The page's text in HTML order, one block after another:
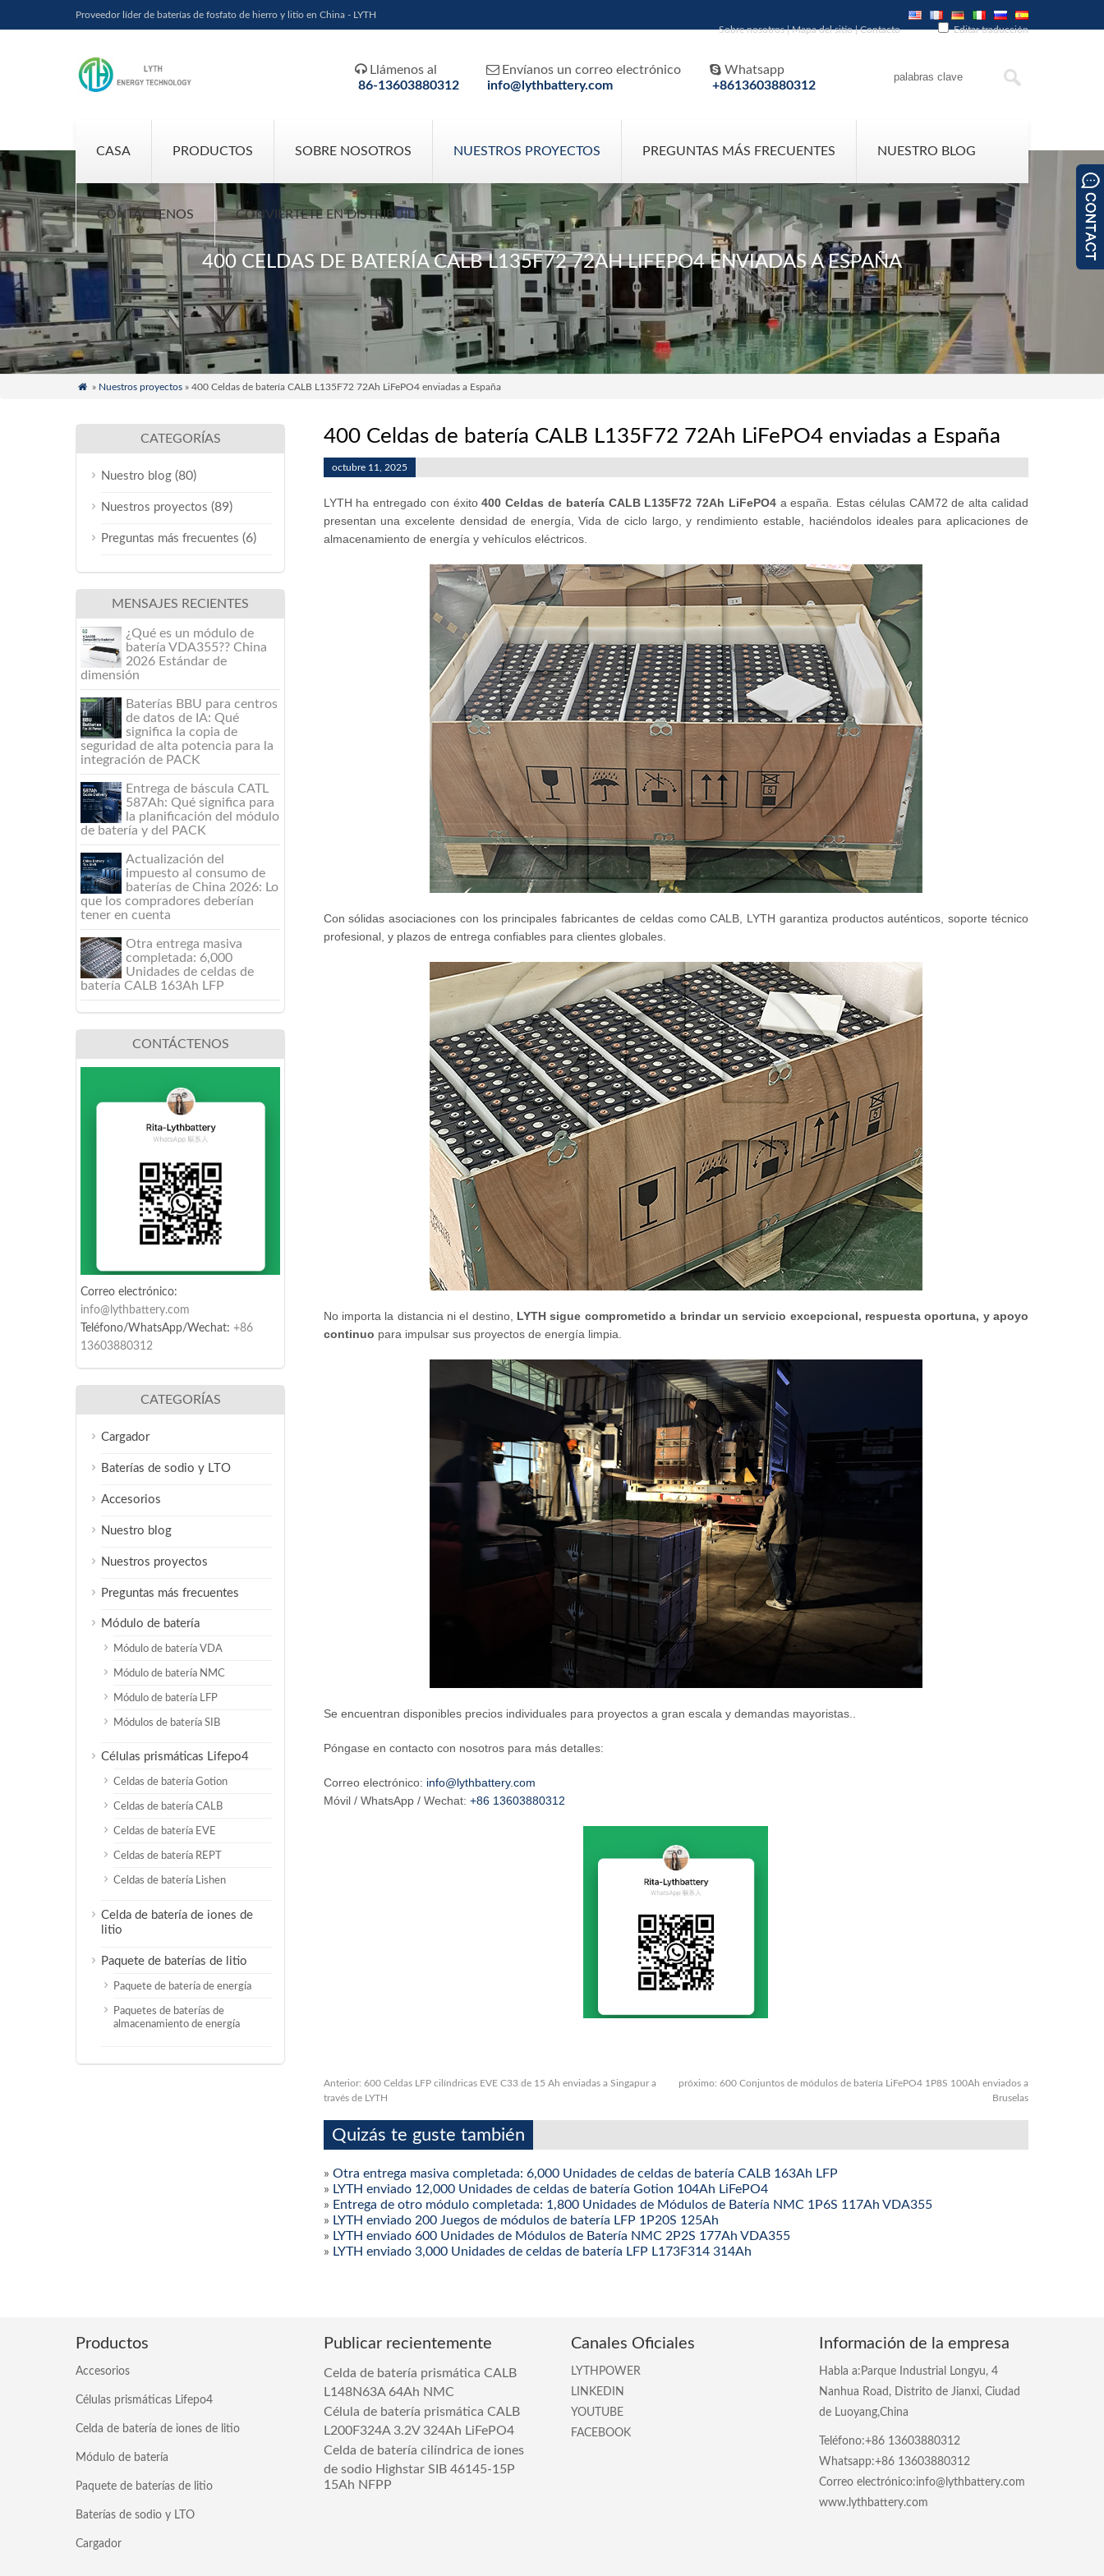
Proveedor líder de baterías de fosfato de hierro y litio en China - LYTH
Sobre nosotros|Mapa del sitio|Contacto Editar traducción
 Llámenos al
86-13603880312
 Envíanos un correo electrónico
info@lythbattery.com
 Whatsapp
+8613603880312
CASA PRODUCTOS SOBRE NOSOTROS NUESTROS PROYECTOS PREGUNTAS MÁS FRECUENTES NUESTRO BLOG
CONTÁCTENOS CONVIÉRTETE EN DISTRIBUIDOR
400 CELDAS DE BATERÍA CALB L135F72 72AH LIFEPO4 ENVIADAS A ESPAÑA
 » Nuestros proyectos» 400 Celdas de batería CALB L135F72 72Ah LiFePO4 enviadas a España
400 Celdas de batería CALB L135F72 72Ah LiFePO4 enviadas a España
octubre 11, 2025
LYTH ha entregado con éxito400 Celdas de batería CALB L135F72 72Ah LiFePO4a españa. Estas células CAM72 de alta calidad
presentan una excelente densidad de energía, Vida de ciclo largo, y rendimiento estable, haciéndolos ideales para aplicaciones de
almacenamiento de energía y vehículos eléctricos.
Con sólidas asociaciones con los principales fabricantes de celdas como CALB, LYTH garantiza productos auténticos, soporte técnico
profesional, y plazos de entrega confiables para clientes globales.
No importa la distancia ni el destino, LYTH sigue comprometido a brindar un servicio excepcional, respuesta oportuna, y apoyo
continuo para impulsar sus proyectos de energía limpia.
Se encuentran disponibles precios individuales para proyectos a gran escala y demandas mayoristas..
Póngase en contacto con nosotros para más detalles:
Correo electrónico: info@lythbattery.com
Móvil / WhatsApp / Wechat: +86 13603880312
Anterior: 600 Celdas LFP cilíndricas EVE C33 de 15 Ah enviadas a Singapur a
través de LYTH
próximo: 600 Conjuntos de módulos de batería LiFePO4 1P8S 100Ah enviados a
Bruselas
Quizás te guste también
» Otra entrega masiva completada: 6,000 Unidades de celdas de batería CALB 163Ah LFP
» LYTH enviado 12,000 Unidades de celdas de batería Gotion 104Ah LiFePO4
» Entrega de otro módulo completada: 1,800 Unidades de Módulos de Batería NMC 1P6S 117Ah VDA355
» LYTH enviado 200 Juegos de módulos de batería LFP 1P20S 125Ah
» LYTH enviado 600 Unidades de Módulos de Batería NMC 2P2S 177Ah VDA355
» LYTH enviado 3,000 Unidades de celdas de batería LFP L173F314 314Ah
CATEGORÍAS
Nuestro blog (80)
Nuestros proyectos (89)
Preguntas más frecuentes (6)
MENSAJES RECIENTES
¿Qué es un módulo de
batería VDA355?? China
2026 Estándar de
dimensión
Baterías BBU para centros
de datos de IA: Qué
significa la copia de
seguridad de alta potencia para la
integración de PACK
Entrega de báscula CATL
587Ah: Qué significa para
la planificación del módulo
de batería y del PACK
Actualización del
impuesto al consumo de
baterías de China 2026: Lo
que los compradores deberían
tener en cuenta
Otra entrega masiva
completada: 6,000
Unidades de celdas de
batería CALB 163Ah LFP
CONTÁCTENOS
Correo electrónico:
info@lythbattery.com
Teléfono/WhatsApp/Wechat: +86
13603880312
CATEGORÍAS
Cargador
Baterías de sodio y LTO
Accesorios
Nuestro blog
Nuestros proyectos
Preguntas más frecuentes
Módulo de batería
Módulo de batería VDA
Módulo de batería NMC
Módulo de batería LFP
Módulos de batería SIB
Células prismáticas Lifepo4
Celdas de batería Gotion
Celdas de batería CALB
Celdas de batería EVE
Celdas de batería REPT
Celdas de batería Lishen
Celda de batería de iones de
litio
Paquete de baterías de litio
Paquete de batería de energía
Paquetes de baterías de
almacenamiento de energía
Productos
Accesorios
Células prismáticas Lifepo4
Celda de batería de iones de litio
Módulo de batería
Paquete de baterías de litio
Baterías de sodio y LTO
Cargador
Publicar recientemente
Celda de batería prismática CALB
L148N63A 64Ah NMC
Célula de batería prismática CALB
L200F324A 3.2V 324Ah LiFePO4
Celda de batería cilíndrica de iones
de sodio Highstar SIB 46145-15P
15Ah NFPP
Canales Oficiales
LYTHPOWER
LINKEDIN
YOUTUBE
FACEBOOK
Información de la empresa
Habla a:Parque Industrial Longyu, 4
Nanhua Road, Distrito de Jianxi, Ciudad
de Luoyang,China
Teléfono:+86 13603880312
Whatsapp:+86 13603880312
Correo electrónico:info@lythbattery.com
www.lythbattery.com